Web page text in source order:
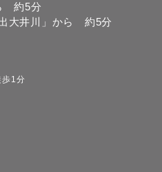
約5分
大井川」から 約5分
歩1分